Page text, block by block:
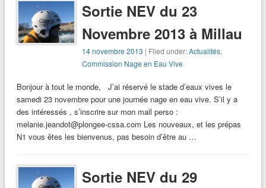
Sortie NEV du 23
Novembre 2013 à Millau
14 novembre 2013 | Filed under:Actualités,
Commission Nage en Eau Vive
Bonjour à tout le monde, J’ai réservé le stade d’eaux vives le
samedi 23 novembre pour une journée nage en eau vive. S’il y a
des intéressés , s’inscrire sur mon mail perso :
melanie.jeandot@plongee-cssa.com Les nouveaux, et les prépas
N1 vous êtes les bienvenus, pas besoin d’être au …
Sortie NEV du 29